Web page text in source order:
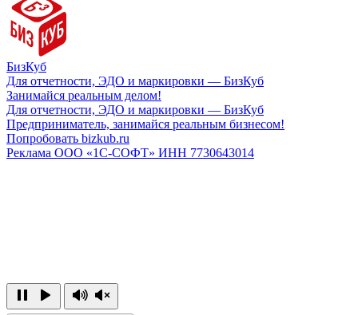
БизКуб
Для отчетности, ЭДО и маркировки — БизКуб
Занимайся реальным делом!
Для отчетности, ЭДО и маркировки — БизКуб
Предприниматель, занимайся реальным бизнесом!
Попробовать bizkub.ru
Реклама ООО «1С-СОФТ» ИНН 7730643014